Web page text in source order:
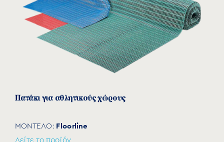
Πατάκι για αθλητικούς χώρους
ΜΟΝΤΕΛΟ: Floorline
Δείτε το προϊόν